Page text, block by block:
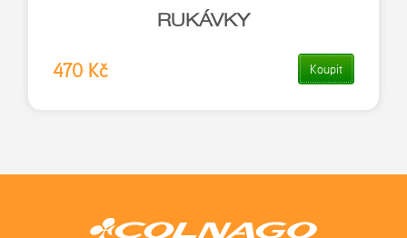
RUKÁVKY
470 Kč Koupit